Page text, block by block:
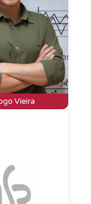
Vieira